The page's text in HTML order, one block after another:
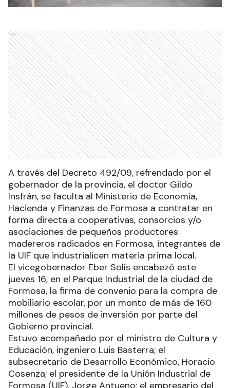
Ads
A través del Decreto 492/09, refrendado por el
gobernador de la provincia, el doctor Gildo
Insfrán, se faculta al Ministerio de Economía,
Hacienda y Finanzas de Formosa a contratar en
forma directa a cooperativas, consorcios y/o
asociaciones de pequeños productores
madereros radicados en Formosa, integrantes de
la UIF que industrialicen materia prima local.
El vicegobernador Eber Solís encabezó este
jueves 16, en el Parque Industrial de la ciudad de
Formosa, la firma de convenio para la compra de
mobiliario escolar, por un monto de más de 160
millones de pesos de inversión por parte del
Gobierno provincial.
Estuvo acompañado por el ministro de Cultura y
Educación, ingeniero Luis Basterra; el
subsecretario de Desarrollo Económico, Horacio
Cosenza; el presidente de la Unión Industrial de
Formosa (UIF), Jorge Antueno; el empresario del